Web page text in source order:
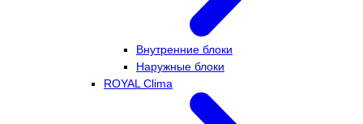
Внутренние блоки
Наружные блоки
ROYAL Clima